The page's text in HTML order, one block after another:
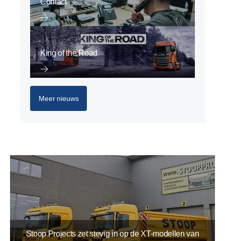
King of the Road
Meer nieuws
Stoop Projects zet stevig in op de XT-modellen van